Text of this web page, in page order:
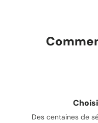
(sans vous
choisir un produit ». Le
L’idée, c’est d’offrir une
Pour quelqu’un
Des centaines de